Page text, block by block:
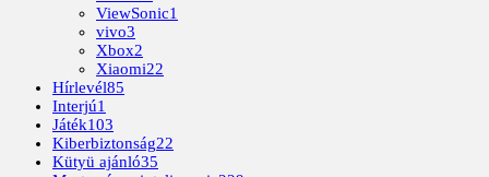
ViewSonic1
vivo3
Xbox2
Xiaomi22
Hírlevél85
Interjú1
Játék103
Kiberbiztonság22
Kütyü ajánló35